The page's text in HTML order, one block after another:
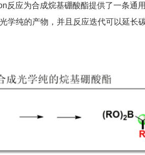
反应为合成烷基硼酸酯提供了一条通
学纯的产物，并且反应迭代可以延长